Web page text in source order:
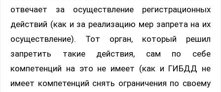
отвечает за осуществление регистрационных
действий (как и за реализацию мер запрета на их
осуществление). Тот орган, который решил
запретить такие действия, сам по себе
компетенций на это не имеет (как и ГИБДД не
имеет компетенций снять ограничения по своему